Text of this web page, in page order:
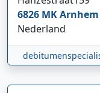
6826 MKArnhem
Nederland